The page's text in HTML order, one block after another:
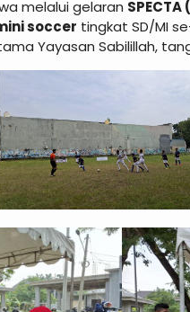
melalui gelaran
soccer tingkat SD/MI
Yayasan Sabilillah,